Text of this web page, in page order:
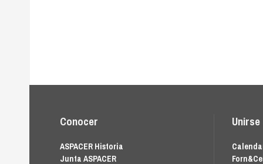
Conocer
ASPACER Historia
Junta ASPACER
Unirse